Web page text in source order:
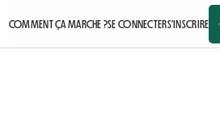
COMMENT ÇA MARCHE ?SE CONNECTERS'INSCRIRE